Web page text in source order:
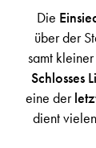
Die
über der
samt kleiner
Schlosses
eine der
dient